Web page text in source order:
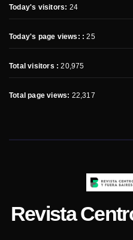
Today's visitors: 24
Today's page views: :25
Total visitors :20,975
Total page views: 22,317
Revista